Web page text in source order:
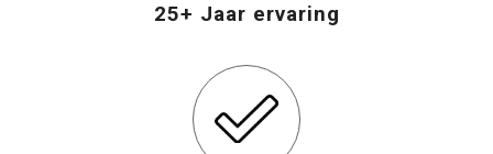
25+ Jaar ervaring